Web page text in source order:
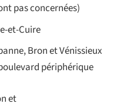
pas concernées)
et-Cuire
Bron et Vénissieux
périphérique
et